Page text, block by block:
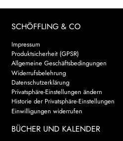
HANDEL
LIZENZEN | FOREIGN RIGHTS
AKTUELLES
NEWSLETTER
SCHÖFFLING & CO
Impressum
Produktsicherheit (GPSR)
Allgemeine Geschäftsbedingungen
Widerrufsbelehrung
Datenschutzerklärung
Privatsphäre-Einstellungen ändern
Historie der Privatsphäre-Einstellungen
Einwilligungen widerrufen
BÜCHER UND KALENDER